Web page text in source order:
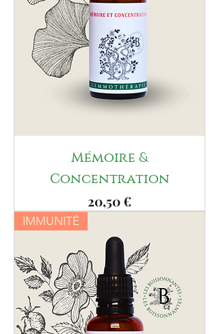
Mémoire &
Concentration
Prix
20,50 €
IMMUNITÉ